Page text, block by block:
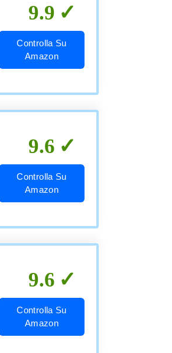
9.9
Controlla Su
Amazon
9.6
Controlla Su
Amazon
9.6
Controlla Su
Amazon